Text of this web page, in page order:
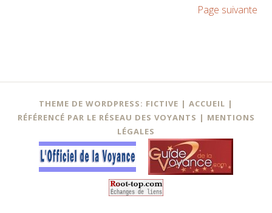
Page suivante
THEME DE WORDPRESS: FICTIVE | ACCUEIL |
RÉFÉRENCÉ PAR LE RÉSEAU DES VOYANTS | MENTIONS
LÉGALES